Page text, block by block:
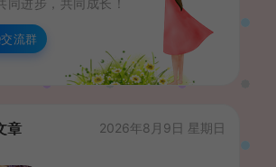
流群
章 2026年8月9日 星期日